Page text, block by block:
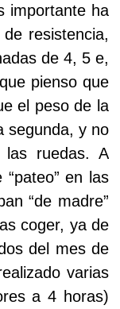
importante ha
resistencia,
de 4, 5 e,
pienso que
el peso de la
segunda, y no
las ruedas. A
en las
“de madre”
coger, ya de
del mes de
varias
a 4 horas)